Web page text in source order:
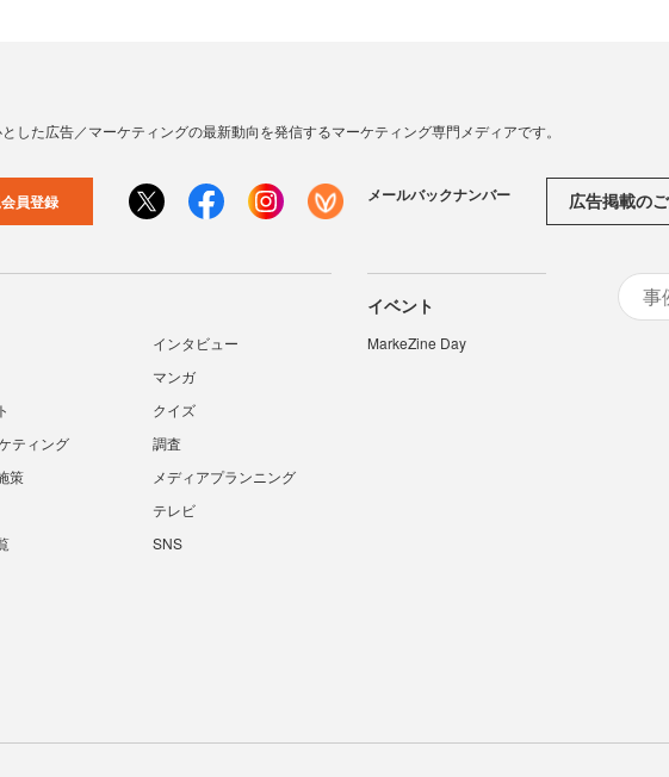
した広告／マーケティングの最新動向を発信するマーケティング専門メディアです。
員登録 メールバックナンバー 広告掲載の
インタビュー
マンガ
クイズ
ティング
調査
策
メディアプランニング
テレビ
SNS
イベント
MarkeZine Day